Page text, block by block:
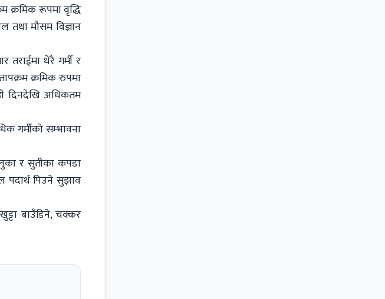
क्रमिक रूपमा वृद्धि
तथा मौसम विज्ञान
तराईमा धेरै गर्मी र
क्रमिक रुपमा
दिनदेखि अधिकतम
गर्मीको सम्भावना
र सुतीका कपडा
पदार्थ पिउने सुझाव
बाउँडिने, चक्कर